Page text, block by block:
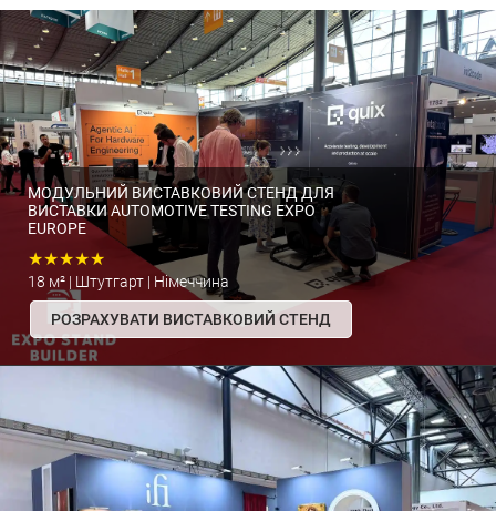
МОДУЛЬНИЙ ВИСТАВКОВИЙ СТЕНД ДЛЯ
ВИСТАВКИ AUTOMOTIVE TESTING EXPO
EUROPE
★★★★★
18 м² | Штутгарт | Німеччина
РОЗРАХУВАТИ ВИСТАВКОВИЙ СТЕНД